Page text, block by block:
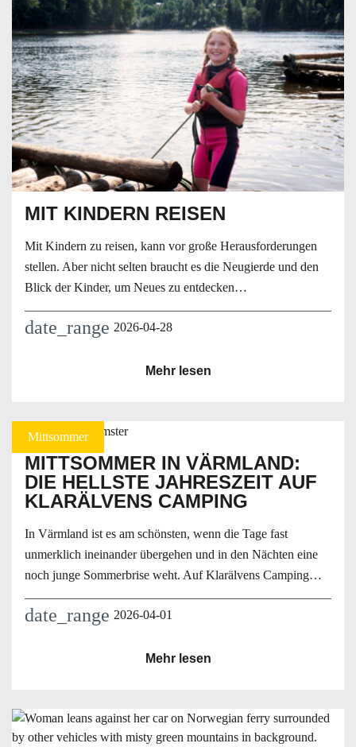
MIT KINDERN REISEN
Mit Kindern zu reisen, kann vor große Herausforderungen
stellen. Aber nicht selten braucht es die Neugierde und den
Blick der Kinder, um Neues zu entdecken…
date_range 2026-04-28
Mehr lesen
Mittsommer
MITTSOMMER IN VÄRMLAND:
DIE HELLSTE JAHRESZEIT AUF
KLARÄLVENS CAMPING
In Värmland ist es am schönsten, wenn die Tage fast
unmerklich ineinander übergehen und in den Nächten eine
noch junge Sommerbrise weht. Auf Klarälvens Camping…
date_range 2026-04-01
Mehr lesen